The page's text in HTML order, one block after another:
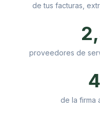
de tus facturas,
proveedores de
de la firma